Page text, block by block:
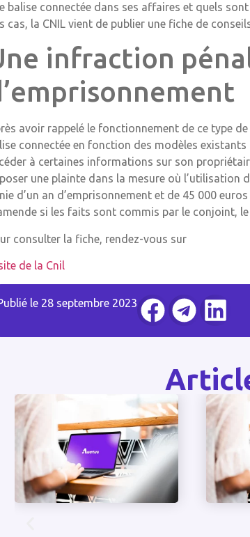
balise connectée dans ses affaires et quels
cas, la CNIL vient de publier une fiche de
infraction
avoir rappelé le fonctionnement de ce type
connectée en fonction des modèles
à certaines informations sur son
une plainte dans la mesure où l’utilisation
d’un an d’emprisonnement et de 45 000
si les faits sont commis par le conjoint,
consulter la fiche, rendez-vous sur
de la Cnil
le 28 septembre 2023